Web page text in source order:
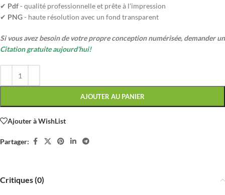
✔ Pdf- qualité professionnelle et prête à l'impression
✔ PNG- haute résolution avec un fond transparent
Si vous avez besoin de votre propre conception numérisée, demander un
Citation gratuite aujourd'hui!
AJOUTER AU PANIER
Ajouter à WishList
Partager:
Critiques (0)